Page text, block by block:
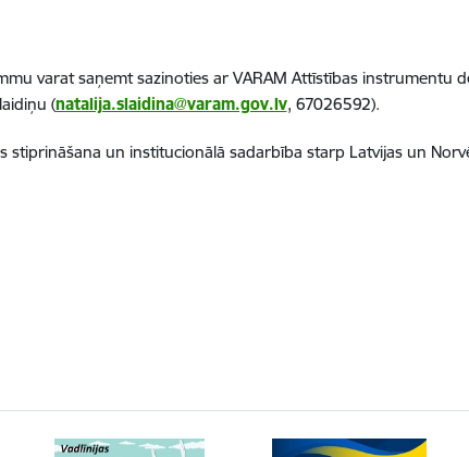
varat saņemt sazinoties ar VARAM Attīstības instrumentu
(natalija.slaidina@varam.gov.lv, 67026592).
un institucionālā sadarbība starp Latvijas un